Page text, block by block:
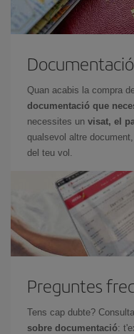
Quan acabis la compra
documentació que
necessites un visat, el
qualsevol altre
del teu vol.
Preguntes
Tens cap dubte?
sobre documentació: